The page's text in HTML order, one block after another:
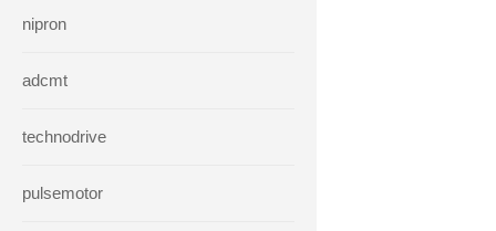
nipron
adcmt
technodrive
pulsemotor